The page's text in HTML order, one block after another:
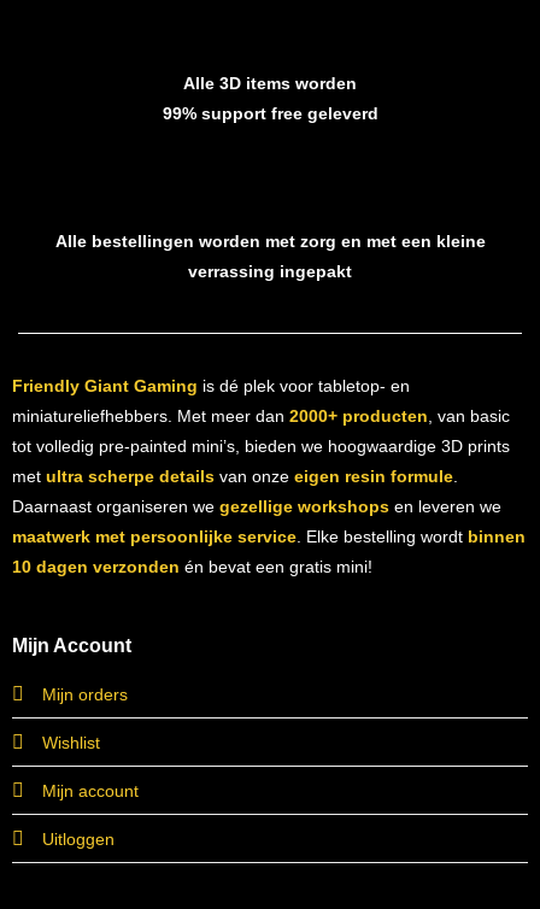
Alle 3D items worden
99% support free geleverd
Alle bestellingen worden met zorg en met een kleine
verrassing ingepakt
Friendly Giant Gaming is dé plek voor tabletop- en
miniatureliefhebbers. Met meer dan 2000+ producten, van basic
tot volledig pre-painted mini’s, bieden we hoogwaardige 3D prints
met ultra scherpe detailsvan onze eigen resin formule.
Daarnaast organiseren we gezellige workshopsen leveren we
maatwerk met persoonlijke service. Elke bestelling wordt binnen
10 dagen verzonden én bevat een gratis mini!
Mijn Account
Mijn orders
Wishlist
Mijn account
Uitloggen